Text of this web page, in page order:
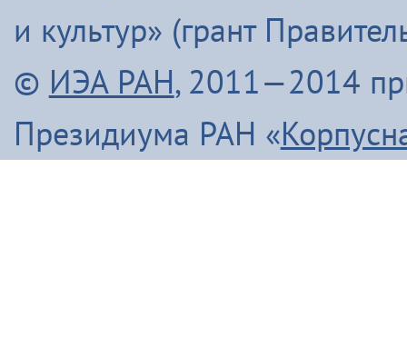
и культур» (грант
© ИЭА РАН, 2011—2014
Президиума РАН «